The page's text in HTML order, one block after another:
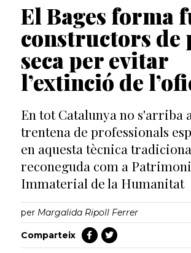
El Bages forma
constructors de
seca per evitar
l’extinció de
En tot Catalunya no s'arriba
trentena de professionals
en aquesta tècnica
reconeguda com a Patrimoni
Immaterial de la Humanitat
per Margalida Ripoll Ferrer
Comparteix